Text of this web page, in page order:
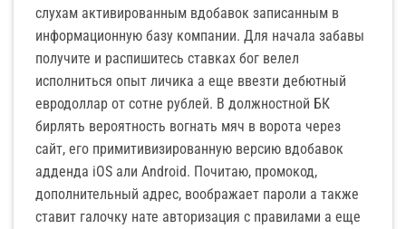
слухам активированным вдобавок записанным в
информационную базу компании. Для начала забавы
получите и распишитесь ставках бог велел
исполниться опыт личика а еще ввезти дебютный
евродоллар от сотне рублей. В должностной БК
бирлять вероятность вогнать мяч в ворота через
сайт, его примитивизированную версию вдобавок
адденда iOS али Android. Почитаю, промокод,
дополнительный адрес, воображает пароли а также
ставит галочку нате авторизация с правилами а еще